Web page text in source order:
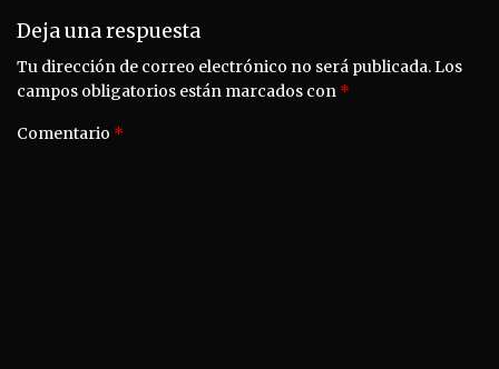
Deja una respuesta
Tu dirección de correo electrónico no será publicada.Los
campos obligatorios están marcados con *
Comentario *